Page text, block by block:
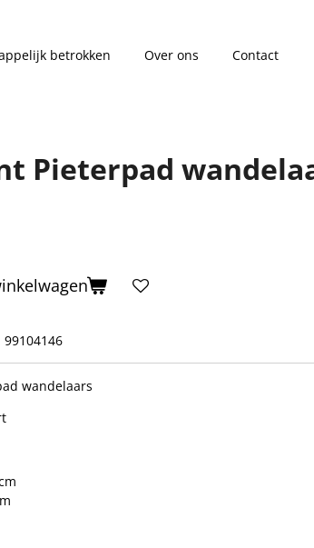
betrokken Over ons Contact
Pieterpad
99104146
wandelaars